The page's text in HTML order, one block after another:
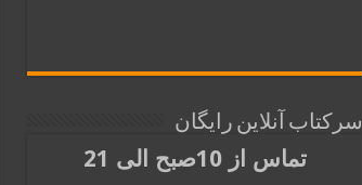
سرکتاب آنلاین رایگان
تماس از 10صبح الی 21